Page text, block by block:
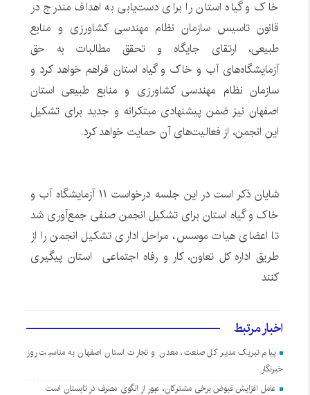
خاک و گیاه استان را برای دست‌یابی به اهداف مندرج در
قانون تاسیس سازمان نظام مهندسی کشاورزی و منابع
طبیعی، ارتقای جایگاه و تحقق مطالبات به حق
آزمایشگاه‌های آب و خاک و گیاه استان فراهم خواهد کرد و
سازمان نظام مهندسی کشاورزی و منابع طبیعی استان
اصفهان نیز ضمن پیشنهادی مبتکرانه و جدید برای تشکیل
این انجمن، از فعالیت‌های آن حمایت خواهد کرد.
شایان ذکر است در این جلسه درخواست ۱۱ آزمایشگاه آب و
خاک و گیاه استان برای تشکیل انجمن صنفی جمع‌آوری شد
تا اعضای هیات موسس، مراحل اداری تشکیل انجمن را از
طریق اداره کل تعاون، کار و رفاه اجتماعی استان پیگیری
کنند
اخبار مرتبط
پیام تبریک مدیر کل صنعت، معدن و تجارت استان اصفهان به مناسبت روز
خبرنگار
عامل افزایش قبوض برخی مشترکان، عبور از الگوی مصرف در تابستان است